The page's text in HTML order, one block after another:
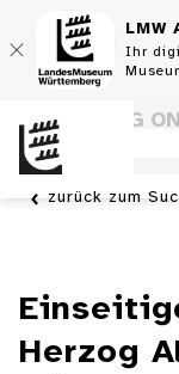
LMW
Ihr
SAMMLUNG
WÜRTTEMBERG
zurück zum
Herzog